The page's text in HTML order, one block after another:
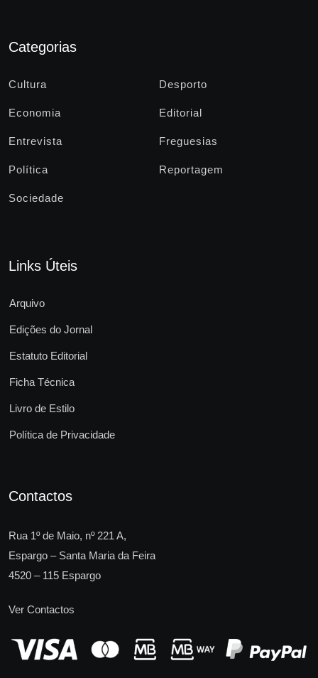
Categorias
Cultura Desporto
Economia Editorial
Entrevista Freguesias
Política Reportagem
Sociedade
Links Úteis
Arquivo
Edições do Jornal
Estatuto Editorial
Ficha Técnica
Livro de Estilo
Política de Privacidade
Contactos
Rua 1º de Maio, nº 221 A,
Espargo – Santa Maria da Feira
4520 – 115 Espargo
Ver Contactos